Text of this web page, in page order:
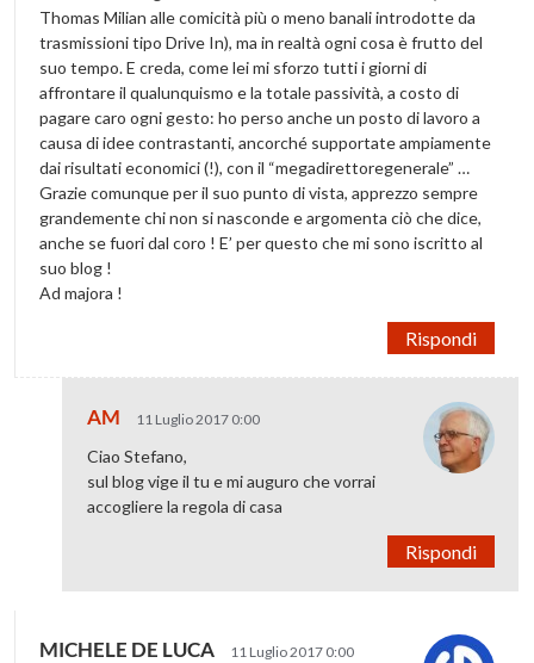
Thomas Milian alle comicità più o meno banali introdotte da
trasmissioni tipo Drive In), ma in realtà ogni cosa è frutto del
suo tempo. E creda, come lei mi sforzo tutti i giorni di
affrontare il qualunquismo e la totale passività, a costo di
pagare caro ogni gesto: ho perso anche un posto di lavoro a
causa di idee contrastanti, ancorché supportate ampiamente
dai risultati economici (!), con il “megadirettoregenerale” …
Grazie comunque per il suo punto di vista, apprezzo sempre
grandemente chi non si nasconde e argomenta ciò che dice,
anche se fuori dal coro ! E’ per questo che mi sono iscritto al
suo blog !
Ad majora !
Rispondi
AM 11 Luglio 2017 0:00
Ciao Stefano,
sul blog vige il tu e mi auguro che vorrai
accogliere la regola di casa
Rispondi
MICHELE DE LUCA 11 Luglio 2017 0:00